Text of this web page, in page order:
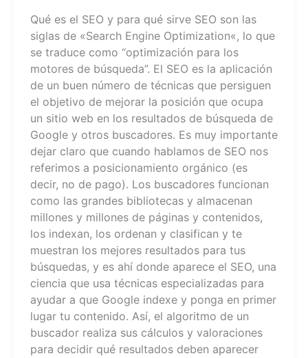
Qué es el SEO y para qué sirve​ SEO son las
siglas de «Search Engine Optimization«, lo que
se traduce como “optimización para los
motores de búsqueda”. El SEO es la aplicación
de un buen número de técnicas que persiguen
el objetivo de mejorar la posición que ocupa
un sitio web en los resultados de búsqueda de
Google y otros buscadores. Es muy importante
dejar claro que cuando hablamos de SEO nos
referimos a posicionamiento orgánico (es
decir, no de pago). Los buscadores funcionan
como las grandes bibliotecas y almacenan
millones y millones de páginas y contenidos,
los indexan, los ordenan y clasifican y te
muestran los mejores resultados para tus
búsquedas, y es ahí donde aparece el SEO, una
ciencia que usa técnicas especializadas para
ayudar a que Google indexe y ponga en primer
lugar tu contenido. Así, el algoritmo de un
buscador realiza sus cálculos y valoraciones
para decidir qué resultados deben aparecer